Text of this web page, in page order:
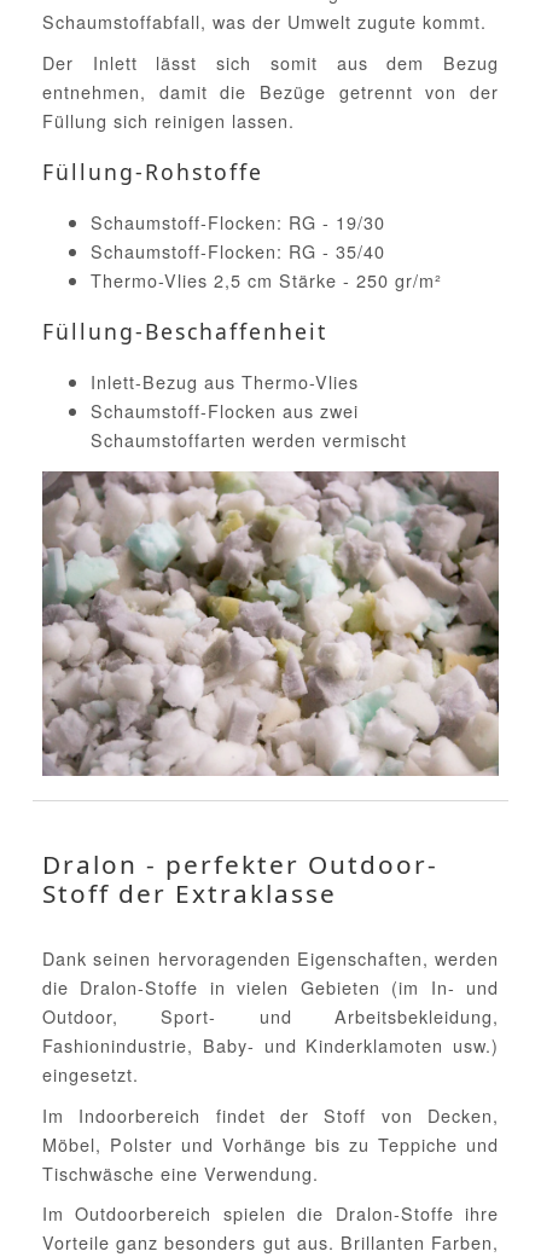
Schaumstoffabfall, was der Umwelt zugute kommt.
Der Inlett lässt sich somit aus dem Bezug
entnehmen, damit die Bezüge getrennt von der
Füllung sich reinigen lassen.
Füllung-Rohstoffe
Schaumstoff-Flocken: RG - 19/30
Schaumstoff-Flocken: RG - 35/40
Thermo-Vlies 2,5 cm Stärke - 250 gr/m²
Füllung-Beschaffenheit
Inlett-Bezug aus Thermo-Vlies
Schaumstoff-Flocken aus zwei
Schaumstoffarten werden vermischt
Dralon - perfekter Outdoor-
Stoff der Extraklasse
Dank seinen hervoragenden Eigenschaften, werden
die Dralon-Stoffe in vielen Gebieten (im In- und
Outdoor, Sport- und Arbeitsbekleidung,
Fashionindustrie, Baby- und Kinderklamoten usw.)
eingesetzt.
Im Indoorbereich findet der Stoff von Decken,
Möbel, Polster und Vorhänge bis zu Teppiche und
Tischwäsche eine Verwendung.
Im Outdoorbereich spielen die Dralon-Stoffe ihre
Vorteile ganz besonders gut aus. Brillanten Farben,